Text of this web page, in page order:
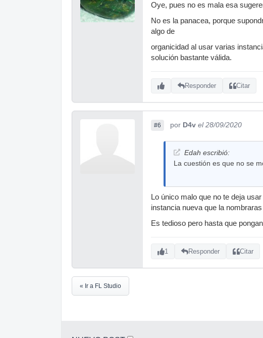
Oye, pues no es mala esa
No es la panacea, porque
algo de
organicidad al usar varias
solución bastante válida.
Responder Citar
#6 por D4v el 28/09/2020
Edah escribió:
La cuestión es que no se
Lo único malo que no te deja
instancia nueva que la
Es tedioso pero hasta que
1 Responder Citar
« Ir a FL Studio